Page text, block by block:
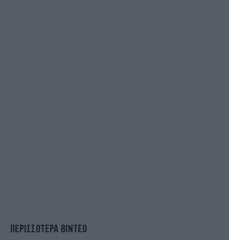
ΠΕΡΙΣΣΟΤΕΡΑ ΒΙΝΤΕΟ